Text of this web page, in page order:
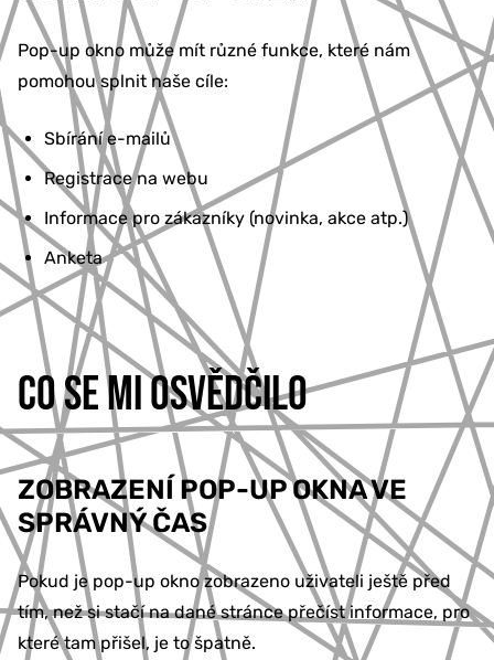
Pop-up okno může mít různé funkce, které nám
pomohou splnit naše cíle:
Sbírání e-mailů
Registrace na webu
Informace pro zákazníky (novinka, akce atp.)
Anketa
CO SE MI OSVĚDČILO
ZOBRAZENÍ POP-UP OKNA VE
SPRÁVNÝ ČAS
Pokud je pop-up okno zobrazeno uživateli ještě před
tím, než si stačí na dané stránce přečíst informace, pro
které tam přišel, je to špatně.